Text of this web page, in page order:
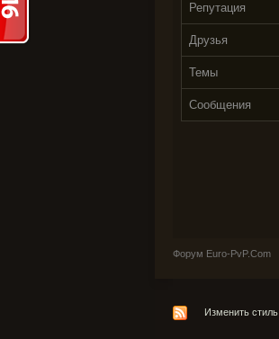
Репутация
Друзья
Темы
Сообщения
Форум Euro-PvP.Com
Изменить стиль